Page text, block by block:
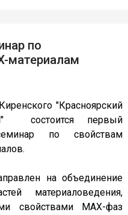
по
материалам
"Красноярский
состоится первый
по свойствам
на объединение
материаловедения,
свойствами MAX-фаз